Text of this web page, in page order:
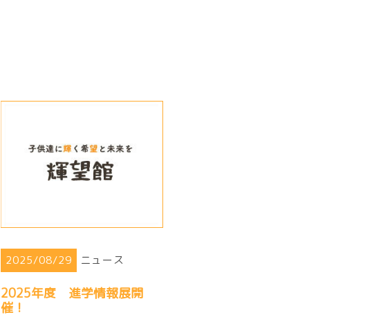
2025/08/29 ニュース
2025年度 進学情報展開
催！